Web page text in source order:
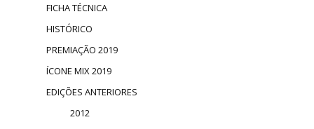
FICHA TÉCNICA
HISTÓRICO
PREMIAÇÃO 2019
ÍCONE MIX 2019
EDIÇÕES ANTERIORES
2012